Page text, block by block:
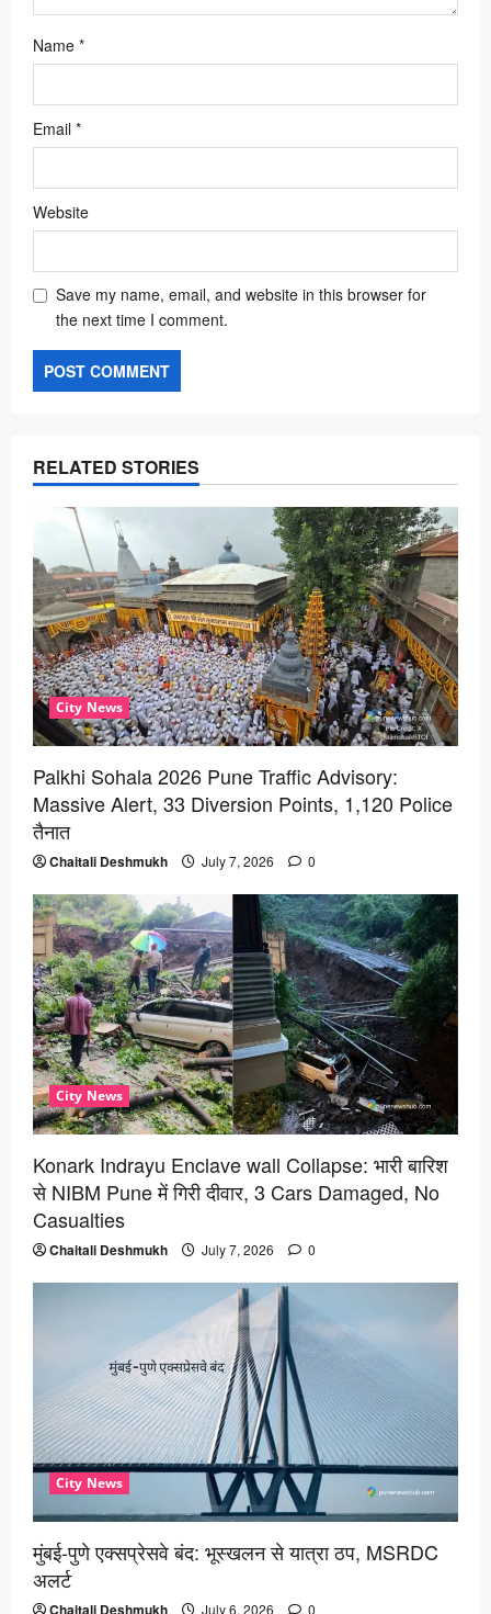
Name *
Email *
Website
Save my name, email, and website in this browser for
the next time I comment.
RELATED STORIES
City News
Palkhi Sohala 2026 Pune Traffic Advisory:
Massive Alert, 33 Diversion Points, 1,120 Police
तैनात
Chaitali Deshmukh July 7, 2026 0
City News
Konark Indrayu Enclave wall Collapse: भारी बारिश
से NIBM Pune में गिरी दीवार, 3 Cars Damaged, No
Casualties
Chaitali Deshmukh July 7, 2026 0
City News
मुंबई-पुणे एक्सप्रेसवे बंद: भूस्खलन से यात्रा ठप, MSRDC
अलर्ट
Chaitali Deshmukh July 6, 2026 0